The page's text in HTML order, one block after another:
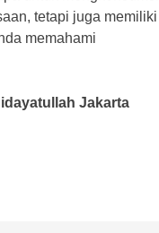
tetapi juga memiliki
memahami
Jakarta